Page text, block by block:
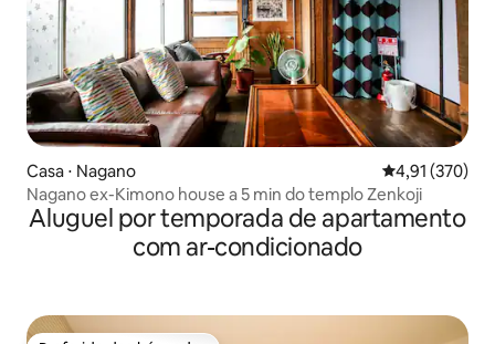
Casa ⋅ Nagano 4,91 de uma
4,91 (370)
Nagano ex-Kimono house a 5 min do templo Zenkoji
Aluguel por temporada de apartamento
com ar-condicionado